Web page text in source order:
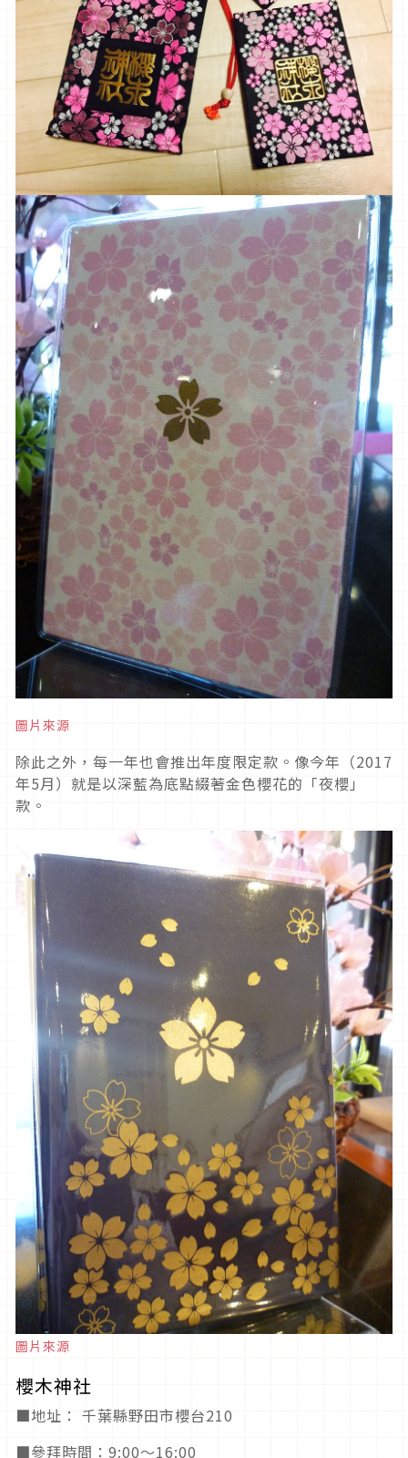
圖片來源
除此之外，每一年也會推出年度限定款。像今年（2017
年5月）就是以深藍為底點綴著金色櫻花的「夜櫻」
款。
圖片來源
櫻木神社
■地址： 千葉縣野田市櫻台210
■參拜時間：9:00～16:00